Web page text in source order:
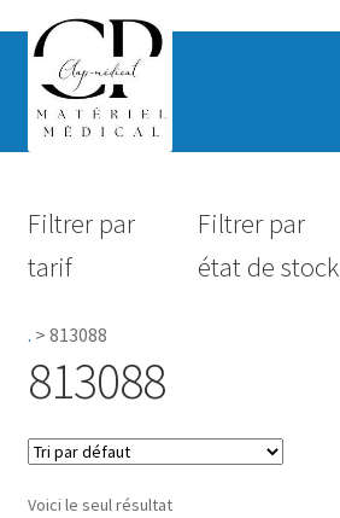
Hygiène
Accessoires Salle de bain
Filtrer par
tarif
Filtrer par
état de stock
. > 813088
813088
Voici le seul résultat